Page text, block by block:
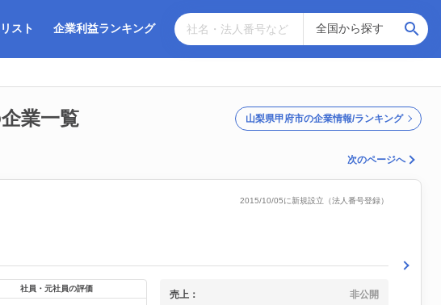
スト 企業利益ランキング
業一覧 山梨県甲府市の企業情報/ランキング
次のページへ
2015/10/05に新規設立（法人番号登録）
社員・元社員の評価
売上： 非公開